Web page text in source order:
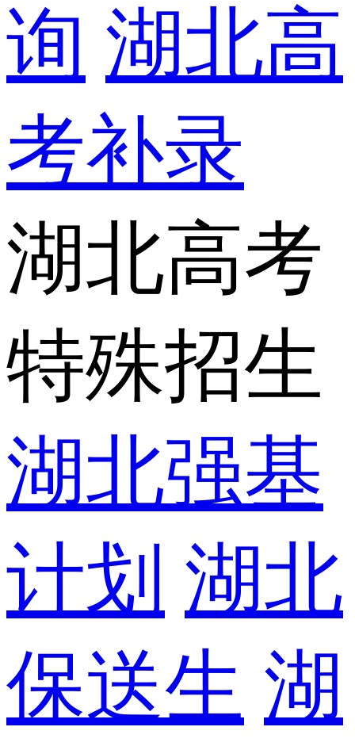
询 湖北高
考补录
湖北高考
特殊招生
湖北强基
计划 湖北
保送生 湖